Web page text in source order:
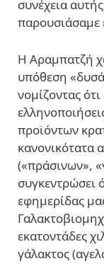
συνέχεια
παρουσιάσαμε
Η Αραμπατζή
υπόθεση
νομίζοντας
προϊόντων
κανονικότατα
(«πράσινων»,
συγκεντρώσει
εφημερίδας
εκατοντάδες
γάλακτος